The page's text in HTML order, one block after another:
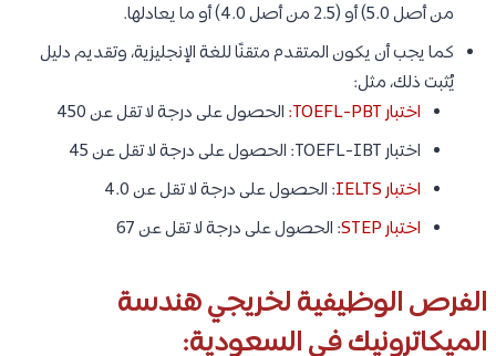
من أصل 5.0) أو (2.5 من أصل 4.0) أو ما يعادلها.
كما يجب أن يكون المتقدم متقنًا للغة الإنجليزية، وتقديم دليل
يُثبت ذلك، مثل:
اختبار TOEFL-PBT:
الحصول على درجة لا تقل عن 450
اختبار TOEFL-IBT: الحصول على درجة لا تقل عن 45
اختبار IELTS
: الحصول على درجة لا تقل عن 4.0
اختبار STEP
: الحصول على درجة لا تقل عن 67
الفرص الوظيفية لخريجي هندسة
الميكاترونيك في السعودية: